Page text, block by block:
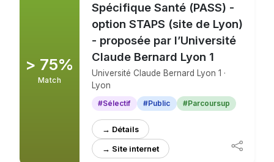
> 75%
Match
Spécifique Santé (PASS) -
option STAPS (site de Lyon)
- proposée par l’Université
Claude Bernard Lyon 1
Université Claude Bernard Lyon 1 ·
Lyon
#Sélectif #Public #Parcoursup
→ Détails
→ Site internet